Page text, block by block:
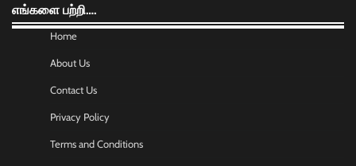
எங்களை பற்றி….
Home
About Us
Contact Us
Privacy Policy
Terms and Conditions